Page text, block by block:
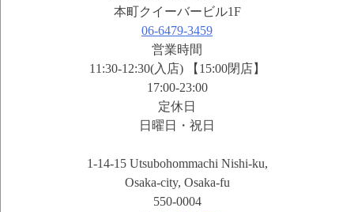
本町クイーバービル1F
06-6479-3459
営業時間
11:30-12:30(入店) 【15:00閉店】
17:00-23:00
定休日
日曜日・祝日
1-14-15 Utsubohommachi Nishi-ku,
Osaka-city, Osaka-fu
550-0004